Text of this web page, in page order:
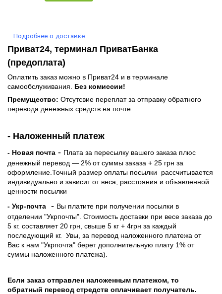
Подробнее о доставке
Приват24, терминал ПриватБанка
(предоплата)
Оплатить заказ можно в Приват24 и в терминале
самообслуживания. Без комиссии!
Премущество: Отсутсвие переплат за отправку обратного
перевода денежных средств на почте.
- Наложенный платеж
- Новая почта - Плата за пересылку вашего заказа плюс
денежный перевод — 2% от суммы заказа + 25 грн за
оформление.Точный размер оплаты посылки рассчитывается
индивидуально и зависит от веса, расстояния и объявленной
ценности посылки
- Укр-почта
- Вы платите при получении посылки в
отделении "Укрпочты". Стоимость доставки при весе заказа до
5 кг. составляет 20 грн, свыше 5 кг + 4грн за каждый
последующий кг. Увы, за перевод наложенного платежа от
Вас к нам "Укрпочта" берет дополнительную плату 1% от
суммы наложенного платежа).
Если заказ отправлен наложенным платежом, то
обратный перевод стредств оплачивает получатель.